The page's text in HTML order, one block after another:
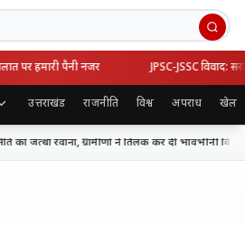
पर हमारी पैनी नजर JPSC-JSSC विवाद:
उत्तराखंड राजनीति विश्व अपराध खेल
जत्था रवाना, ग्रामीणों ने तिलक कर दी भावभीनी विदाई